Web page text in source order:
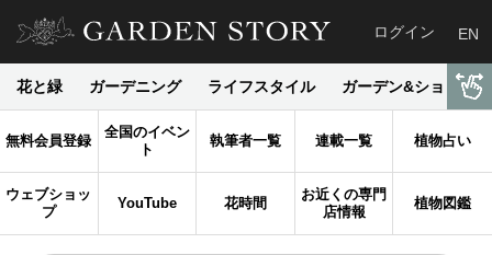
ログイン EN
花と緑 ガーデニング ライフスタイル ガーデン&ショップ
無料会員登録
全国のイベン
ト
執筆者一覧 連載一覧 植物占い
ウェブショッ
プ
YouTube 花時間
お近くの専門
店情報
植物図鑑